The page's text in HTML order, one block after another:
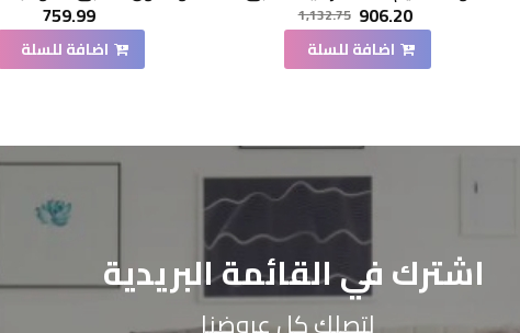
906.20
1,132.75
اضافة للسلة
759.99
اضافة للسلة
اشترك في القائمة البريدية
لتصلك كل عروضنا